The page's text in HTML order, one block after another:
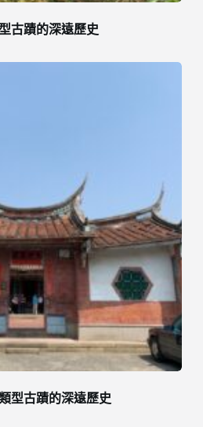
古蹟的深遠歷史
型古蹟的深遠歷史